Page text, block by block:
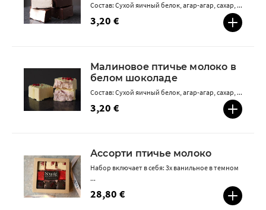
3,20 €
Состав: Сухой яичный белок, агар-агар, сахар, ...
Малиновое птичье молоко в
белом шоколаде
3,20 €
Состав: Сухой яичный белок, агар-агар, сахар, ...
Ассорти птичье молоко
28,80 €
Набор включает в себя: 3х ванильное в темном
...